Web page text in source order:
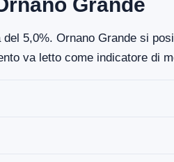
5,0%. Ornano Grande si
va letto come indicatore di